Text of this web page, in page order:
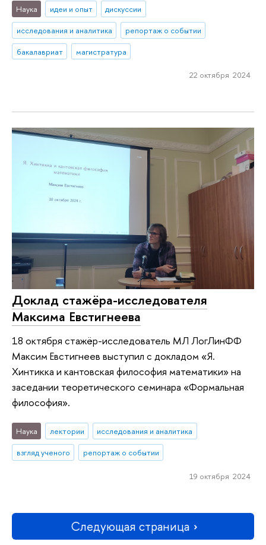
Наука идеи и опыт
дискуссии
исследования и аналитика
репортаж о событии
бакалавриат
магистратура
22 октября 2024
Доклад стажёра-исследователя
Максима Евстигнеева
18 октября стажёр-исследователь МЛ ЛогЛинФФ
Максим Евстигнеев выступил с докладом «Я.
Хинтикка и кантовская философия математики» на
заседании теоретического семинара «Формальная
философия».
Наука лектории
исследования и аналитика
взгляд ученого
репортаж о событии
19 октября 2024
Следующая страница